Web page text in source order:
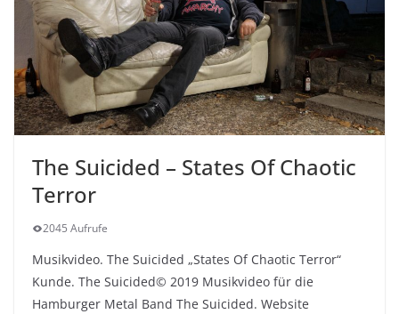
The Suicided – States Of Chaotic
Terror
2045 Aufrufe
Musikvideo. The Suicided „States Of Chaotic Terror“
Kunde. The Suicided© 2019 Musikvideo für die
Hamburger Metal Band The Suicided. Website